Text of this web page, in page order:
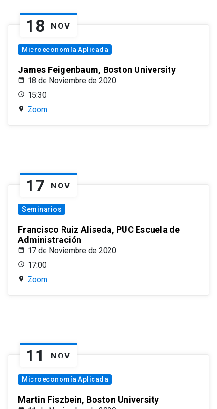
18 NOV
Microeconomía Aplicada
James Feigenbaum, Boston University
18 de Noviembre de 2020
15:30
Zoom
17 NOV
Seminarios
Francisco Ruiz Aliseda, PUC Escuela de
Administración
17 de Noviembre de 2020
17:00
Zoom
11 NOV
Microeconomía Aplicada
Martin Fiszbein, Boston University